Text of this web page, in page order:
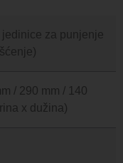
za punjenje
/ 290 mm / 140
x dužina)